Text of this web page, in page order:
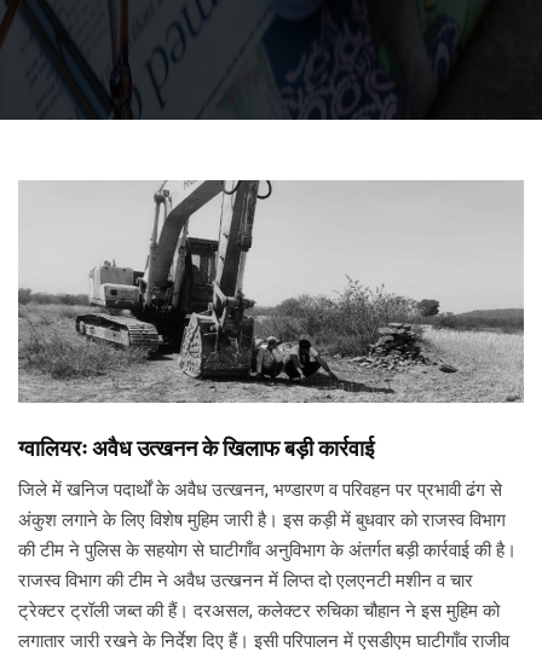
ग्वालियरः अवैध उत्खनन के खिलाफ बड़ी कार्रवाई
जिले में खनिज पदार्थों के अवैध उत्खनन, भण्डारण व परिवहन पर प्रभावी ढंग से
अंकुश लगाने के लिए विशेष मुहिम जारी है। इस कड़ी में बुधवार को राजस्व विभाग
की टीम ने पुलिस के सहयोग से घाटीगाँव अनुविभाग के अंतर्गत बड़ी कार्रवाई की है।
राजस्व विभाग की टीम ने अवैध उत्खनन में लिप्त दो एलएनटी मशीन व चार
ट्रेक्टर ट्रॉली जब्त की हैं। दरअसल, कलेक्टर रुचिका चौहान ने इस मुहिम को
लगातार जारी रखने के निर्देश दिए हैं। इसी परिपालन में एसडीएम घाटीगाँव राजीव